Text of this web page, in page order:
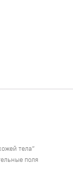
тела”
поля